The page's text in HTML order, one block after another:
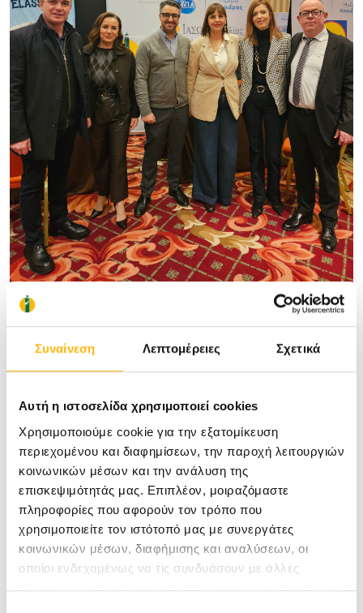
Συναίνεση Λεπτομέρειες Σχετικά
Αυτή η ιστοσελίδα χρησιμοποιεί cookies
Χρησιμοποιούμε cookie για την εξατομίκευση
περιεχομένου και διαφημίσεων, την παροχή λειτουργιών
κοινωνικών μέσων και την ανάλυση της
επισκεψιμότητάς μας. Επιπλέον, μοιραζόμαστε
πληροφορίες που αφορούν τον τρόπο που
χρησιμοποιείτε τον ιστότοπό μας με συνεργάτες
κοινωνικών μέσων, διαφήμισης και αναλύσεων, οι
οποίοι ενδεχομένως να τις συνδυάσουν με άλλες
πληροφορίες που τους έχετε παραχωρήσει ή τις οποίες